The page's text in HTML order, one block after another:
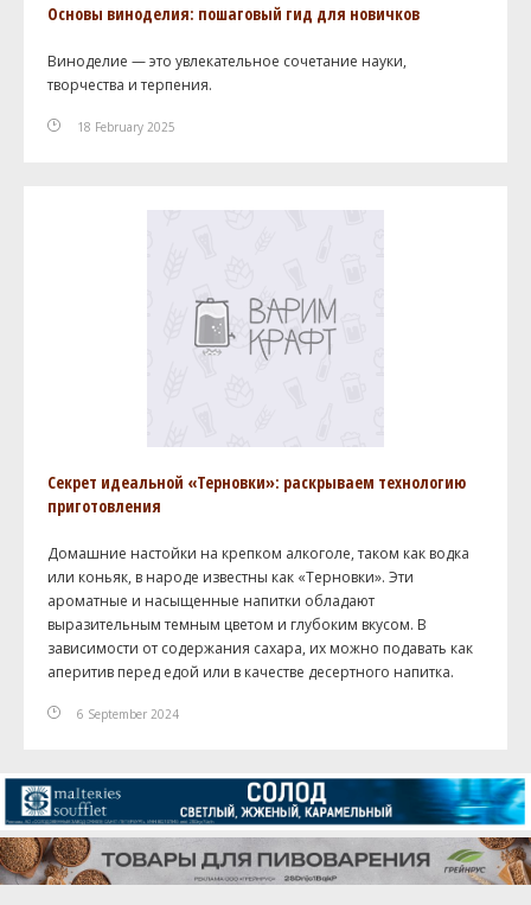
Основы виноделия: пошаговый гид для новичков
Виноделие — это увлекательное сочетание науки,
творчества и терпения.
18 February 2025
Секрет идеальной «Терновки»: раскрываем технологию
приготовления
Домашние настойки на крепком алкоголе, таком как водка
или коньяк, в народе известны как «Терновки». Эти
ароматные и насыщенные напитки обладают
выразительным темным цветом и глубоким вкусом. В
зависимости от содержания сахара, их можно подавать как
аперитив перед едой или в качестве десертного напитка.
6 September 2024